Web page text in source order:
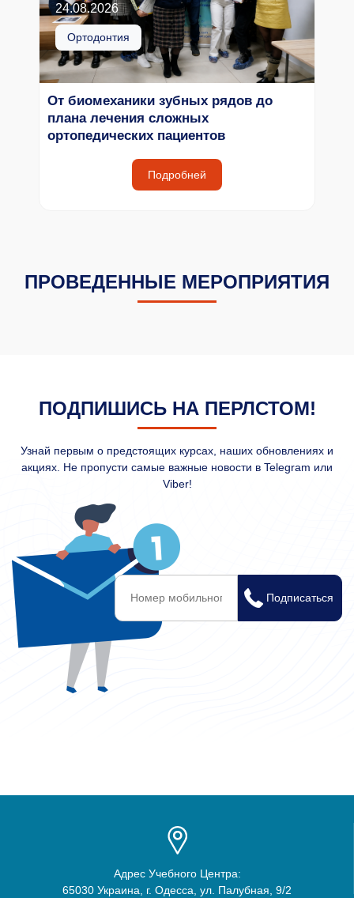
24.08.2026
Ортодонтия
От биомеханики зубных рядов до
плана лечения сложных
ортопедических пациентов
Подробней
ПРОВЕДЕННЫЕ МЕРОПРИЯТИЯ
ПОДПИШИСЬ НА ПЕРЛСТОМ!
Узнай первым о предстоящих курсах, наших обновлениях и
акциях. Не пропусти самые важные новости в Telegram или
Viber!
Адрес Учебного Центра:
65030 Украина, г. Одесса, ул. Палубная, 9/2